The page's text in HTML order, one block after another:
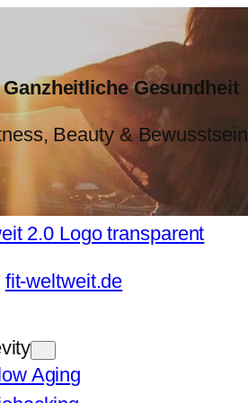
Gesundheit
Beauty & Bewusstsein
fit-weltweit.de
Aging